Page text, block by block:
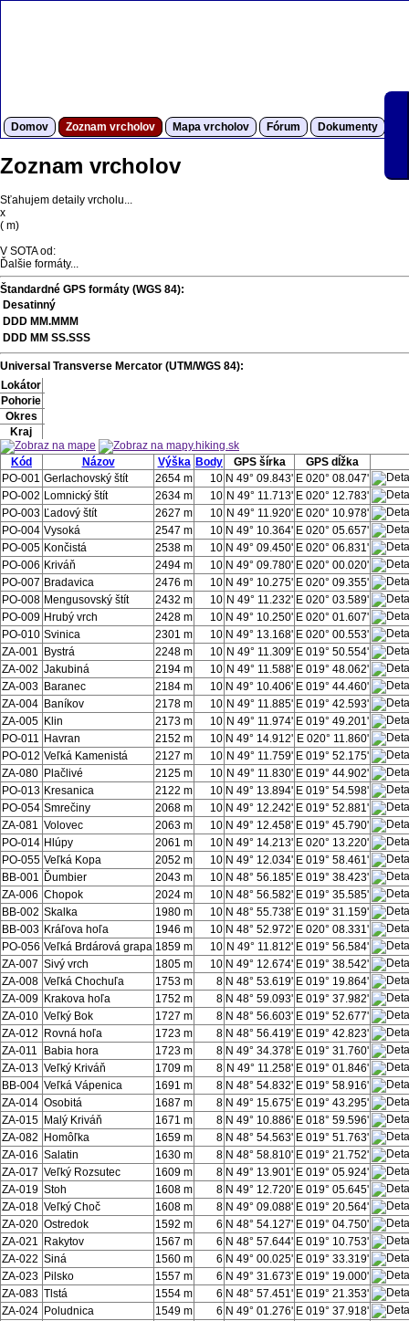
Domov Zoznam vrcholov Mapa vrcholov Fórum Dokumenty
Zoznam vrcholov
Sťahujem detaily vrcholu...
x
( m)
V SOTA od:
Ďalšie formáty...
Štandardné GPS formáty (WGS 84):
Desatinný
DDD MM.MMM
DDD MM SS.SSS
Universal Transverse Mercator (UTM/WGS 84):
Lokátor
Pohorie
Okres
Kraj
Kód Názov Výška Body GPS šírka
GPS dĺžka
PO-001 Gerlachovský štít 2654 m 10 N 49° 09.843' E 020° 08.047'
PO-002 Lomnický štít 2634 m 10 N 49° 11.713' E 020° 12.783'
PO-003 Ľadový štít 2627 m 10 N 49° 11.920' E 020° 10.978'
PO-004 Vysoká 2547 m 10 N 49° 10.364' E 020° 05.657'
PO-005 Končistá 2538 m 10 N 49° 09.450' E 020° 06.831'
PO-006 Kriváň 2494 m 10 N 49° 09.780' E 020° 00.020'
PO-007 Bradavica 2476 m 10 N 49° 10.275' E 020° 09.355'
PO-008 Mengusovský štít 2432 m 10 N 49° 11.232' E 020° 03.589'
PO-009 Hrubý vrch 2428 m 10 N 49° 10.250' E 020° 01.607'
PO-010 Svinica 2301 m 10 N 49° 13.168' E 020° 00.553'
ZA-001
Bystrá 2248 m 10 N 49° 11.309' E 019° 50.554'
ZA-002 Jakubiná 2194 m 10 N 49° 11.588' E 019° 48.062'
ZA-003 Baranec 2184 m 10 N 49° 10.406' E 019° 44.460'
ZA-004 Baníkov 2178 m 10 N 49° 11.885' E 019° 42.593'
ZA-005 Klin 2173 m 10 N 49° 11.974' E 019° 49.201'
PO-011 Havran 2152 m 10 N 49° 14.912' E 020° 11.860'
PO-012 Veľká Kamenistá 2127 m 10 N 49° 11.759' E 019° 52.175'
ZA-080 Plačlivé 2125 m 10 N 49° 11.830' E 019° 44.902'
PO-013 Kresanica 2122 m 10 N 49° 13.894' E 019° 54.598'
PO-054 Smrečiny 2068 m 10 N 49° 12.242' E 019° 52.881'
ZA-081 Volovec 2063 m 10 N 49° 12.458' E 019° 45.790'
PO-014 Hlúpy 2061 m 10 N 49° 14.213' E 020° 13.220'
PO-055 Veľká Kopa 2052 m 10 N 49° 12.034' E 019° 58.461'
BB-001 Ďumbier 2043 m 10 N 48° 56.185' E 019° 38.423'
ZA-006 Chopok 2024 m 10 N 48° 56.582' E 019° 35.585'
BB-002 Skalka 1980 m 10 N 48° 55.738' E 019° 31.159'
BB-003 Kráľova hoľa 1946 m 10 N 48° 52.972' E 020° 08.331'
PO-056 Veľká Brdárová grapa 1859 m 10 N 49° 11.812' E 019° 56.584'
ZA-007 Sivý vrch 1805 m 10 N 49° 12.674' E 019° 38.542'
ZA-008 Veľká Chochuľa 1753 m 8 N 48° 53.619' E 019° 19.864'
ZA-009 Krakova hoľa 1752 m 8 N 48° 59.093' E 019° 37.982'
ZA-010 Veľký Bok 1727 m 8 N 48° 56.603' E 019° 52.677'
ZA-012
Rovná hoľa 1723 m 8 N 48° 56.419' E 019° 42.823'
ZA-011
Babia hora 1723 m 8 N 49° 34.378' E 019° 31.760'
ZA-013 Veľký Kriváň 1709 m 8 N 49° 11.258' E 019° 01.846'
BB-004 Veľká Vápenica 1691 m 8 N 48° 54.832' E 019° 58.916'
ZA-014 Osobitá 1687 m 8 N 49° 15.675' E 019° 43.295'
ZA-015 Malý Kriváň 1671 m 8 N 49° 10.886' E 018° 59.596'
ZA-082
Homôľka 1659 m 8 N 48° 54.563' E 019° 51.763'
ZA-016 Salatin 1630 m 8 N 48° 58.810' E 019° 21.752'
ZA-017 Veľký Rozsutec 1609 m 8 N 49° 13.901' E 019° 05.924'
ZA-019 Stoh 1608 m 8 N 49° 12.720' E 019° 05.645'
ZA-018 Veľký Choč 1608 m 8 N 49° 09.088' E 019° 20.564'
ZA-020 Ostredok 1592 m 6 N 48° 54.127' E 019° 04.750'
ZA-021
Rakytov 1567 m 6 N 48° 57.644' E 019° 10.753'
ZA-022 Siná 1560 m 6 N 49° 00.025' E 019° 33.319'
ZA-023 Pilsko 1557 m 6 N 49° 31.673' E 019° 19.000'
ZA-083 Tlstá 1554 m 6 N 48° 57.451' E 019° 21.353'
ZA-024 Poludnica 1549 m 6 N 49° 01.276' E 019° 37.918'